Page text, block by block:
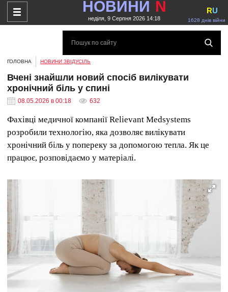
НОВИНИ N
неділя, 9 Серпня 2026 14:18 1628 днів війни
RU
ГОЛОВНА НОВИНИ ЗВІДУСІЛЬ
Вчені знайшли новий спосіб вилікувати
хронічний біль у спині
08.05.2026 в 00:18 632
Фахівці медичної компанії Relievant Medsystems
розробили технологію, яка дозволяє вилікувати
хронічний біль у попереку за допомогою тепла. Як це
працює, розповідаємо у матеріалі.